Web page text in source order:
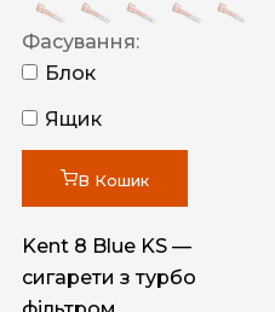
Фасування:
Блок
Ящик
В Кошик
Kent 8 Blue KS —
сигарети з турбо